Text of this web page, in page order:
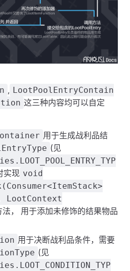
, LootPoolEntryContain
这三种内容均可以自定
用于生成战利品结
(见
实现 void
LootContext
法， 用于添加未修饰的结果物品
用于决断战利品条件，需要
(见